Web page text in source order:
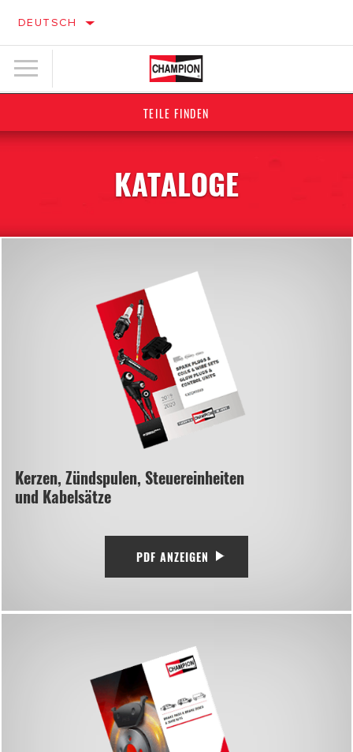
DEUTSCH
TEILE FINDEN
KATALOGE
Kerzen, Zündspulen, Steuereinheiten
und Kabelsätze
PDF ANZEIGEN